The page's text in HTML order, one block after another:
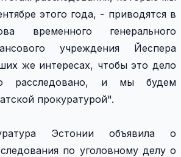
этого года, - приводятся в
временного генерального
учреждения Йеспера
же интересах, чтобы это дело
расследовано, и мы будем
прокуратурой".
Эстонии объявила о
по уголовному делу о